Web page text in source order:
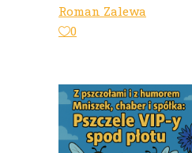
Roman Zalewa
0